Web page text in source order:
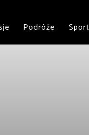
Podróże Sport